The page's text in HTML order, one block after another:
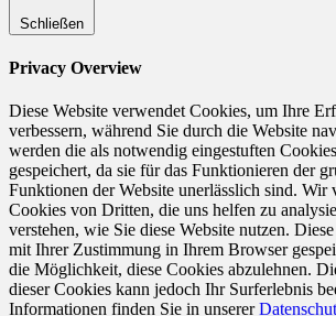
Schließen
Privacy Overview
Diese Website verwendet Cookies, um Ihre
verbessern, während Sie durch die Website
werden die als notwendig eingestuften
gespeichert, da sie für das Funktionieren der
Funktionen der Website unerlässlich sind. Wir
Cookies von Dritten, die uns helfen zu
verstehen, wie Sie diese Website nutzen.
mit Ihrer Zustimmung in Ihrem Browser
die Möglichkeit, diese Cookies abzulehnen.
dieser Cookies kann jedoch Ihr Surferlebnis
Informationen finden Sie in unserer